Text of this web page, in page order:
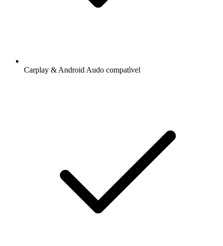
Carplay & Android Audo compatìvel